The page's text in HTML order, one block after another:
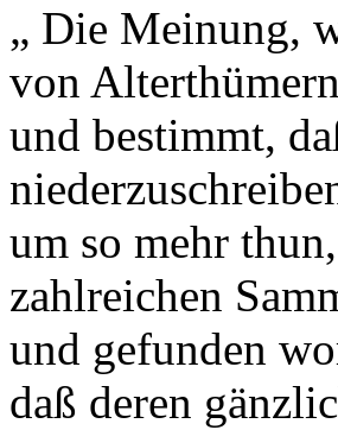
„ Die Meinung,
von
und bestimmt,
um so mehr
zahlreichen
und gefunden
daß deren